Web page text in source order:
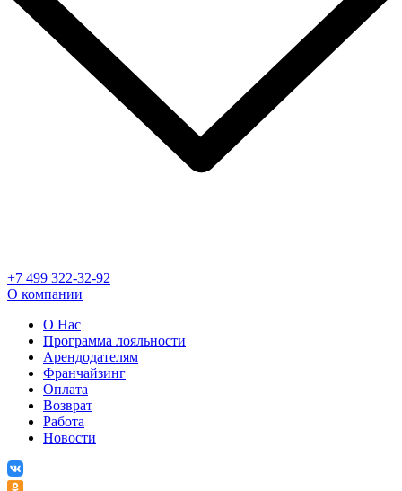
+7 499 322-32-92
О компании
О Нас
Программа лояльности
Арендодателям
Франчайзинг
Оплата
Возврат
Работа
Новости